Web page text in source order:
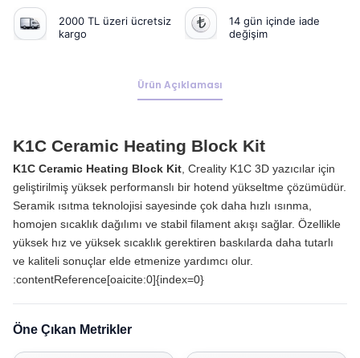
2000 TL üzeri ücretsiz
kargo
14 gün içinde iade
değişim
Ürün Açıklaması
K1C Ceramic Heating Block Kit
K1C Ceramic Heating Block Kit , Creality K1C 3D yazıcılar için
geliştirilmiş yüksek performanslı bir hotend yükseltme çözümüdür.
Seramik ısıtma teknolojisi sayesinde çok daha hızlı ısınma,
homojen sıcaklık dağılımı ve stabil filament akışı sağlar. Özellikle
yüksek hız ve yüksek sıcaklık gerektiren baskılarda daha tutarlı
ve kaliteli sonuçlar elde etmenize yardımcı olur.
:contentReference[oaicite:0]{index=0}
Öne Çıkan Metrikler